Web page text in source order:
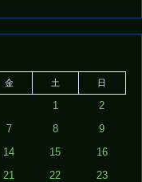
金 土 日
1 2
7 8 9
14 15 16
21 22 23